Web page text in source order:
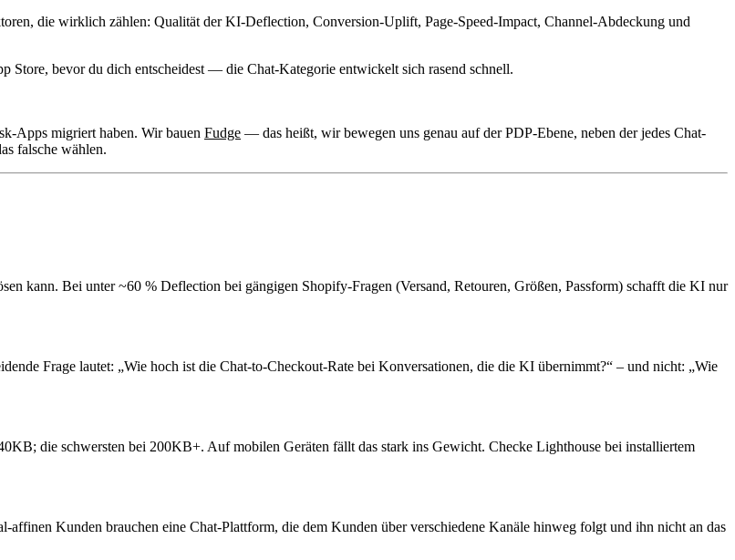
die wirklich zählen: Qualität der KI-Deflection, Conversion-Uplift, Page-Speed-Impact, Channel-Abdeckung und
bevor du dich entscheidest — die Chat-Kategorie entwickelt sich rasend schnell.
Apps migriert haben. Wir bauen Fudge — das heißt, wir bewegen uns genau auf der PDP-Ebene, neben der jedes Chat-
falsche wählen.
kann. Bei unter ~60 % Deflection bei gängigen Shopify-Fragen (Versand, Retouren, Größen, Passform) schafft die KI nur
Frage lautet: „Wie hoch ist die Chat-to-Checkout-Rate bei Konversationen, die die KI übernimmt?“ – und nicht: „Wie
die schwersten bei 200KB+. Auf mobilen Geräten fällt das stark ins Gewicht. Checke Lighthouse bei installiertem
Kunden brauchen eine Chat-Plattform, die dem Kunden über verschiedene Kanäle hinweg folgt und ihn nicht an das